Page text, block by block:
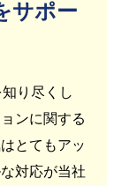
サポー
り尽くし
ンに関する
とてもアッ
対応が当社